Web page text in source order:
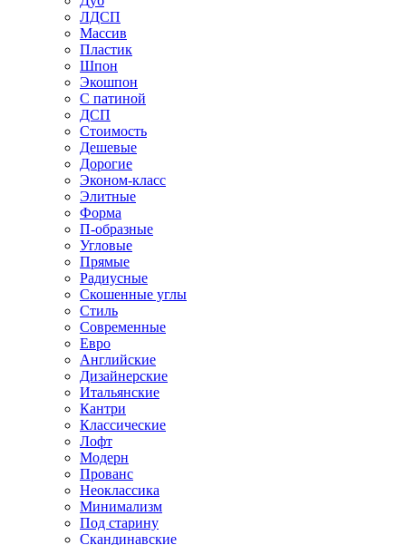
ЛДСП
Массив
Пластик
Шпон
Экошпон
С патиной
ДСП
Стоимость
Дешевые
Дорогие
Эконом-класс
Элитные
Форма
П-образные
Угловые
Прямые
Радиусные
Скошенные углы
Стиль
Современные
Евро
Английские
Дизайнерские
Итальянские
Кантри
Классические
Лофт
Модерн
Прованс
Неоклассика
Минимализм
Под старину
Скандинавские